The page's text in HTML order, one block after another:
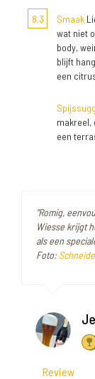
8,3 Smaak
wat niet
body,
blijft
een
makreel,
een
"Romig,
Wiesse krijgt
als een
Foto:
Review